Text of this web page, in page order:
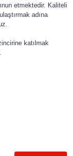
etmektedir. Kaliteli
adına
katılmak